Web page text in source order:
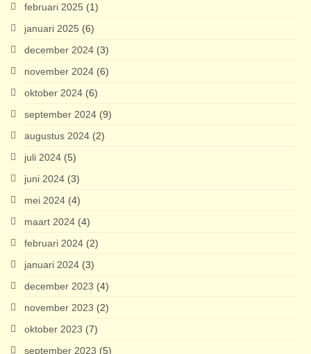
februari 2025 (1)
januari 2025 (6)
december 2024 (3)
november 2024 (6)
oktober 2024 (6)
september 2024 (9)
augustus 2024 (2)
juli 2024 (5)
juni 2024 (3)
mei 2024 (4)
maart 2024 (4)
februari 2024 (2)
januari 2024 (3)
december 2023 (4)
november 2023 (2)
oktober 2023 (7)
september 2023 (5)